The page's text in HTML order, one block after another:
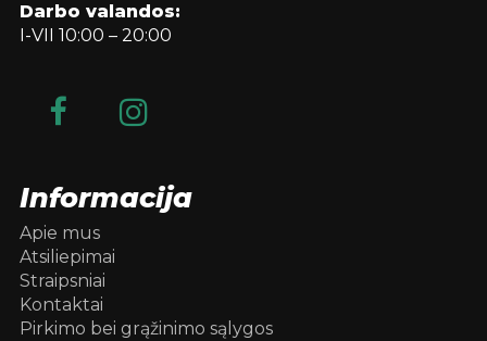
Darbo valandos:
I-VII 10:00 – 20:00
Informacija
Apie mus
Atsiliepimai
Straipsniai
Kontaktai
Pirkimo bei grąžinimo sąlygos